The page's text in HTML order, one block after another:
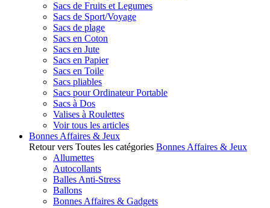
Sacs de Fruits et Legumes
Sacs de Sport/Voyage
Sacs de plage
Sacs en Coton
Sacs en Jute
Sacs en Papier
Sacs en Toile
Sacs pliables
Sacs pour Ordinateur Portable
Sacs à Dos
Valises à Roulettes
Voir tous les articles
Bonnes Affaires & Jeux
Retour vers Toutes les catégories Bonnes Affaires & Jeux
Allumettes
Autocollants
Balles Anti-Stress
Ballons
Bonnes Affaires & Gadgets